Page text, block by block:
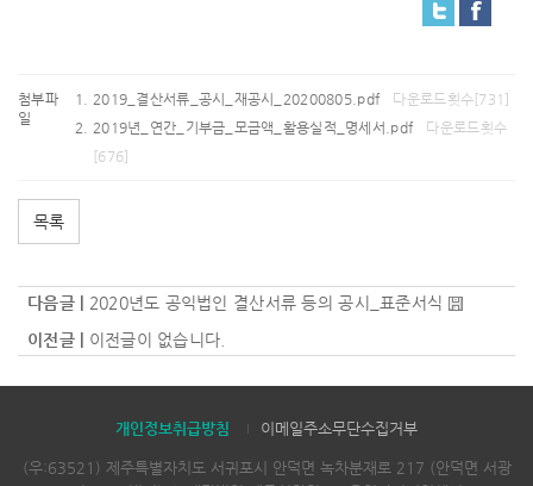
첨부파
일
2019_결산서류_공시_재공시_20200805.pdf
다운로드횟수[731]
2019년_연간_기부금_모금액_활용실적_명세서.pdf
다운로드횟수
[676]
목록
다음글 | 2020년도 공익법인 결산서류 등의 공시_표준서식
이전글 | 이전글이 없습니다.
개인정보취급방침 이메일주소무단수집거부
(우:63521) 제주특별자치도 서귀포시 안덕면 녹차분재로 217 (안덕면 서광